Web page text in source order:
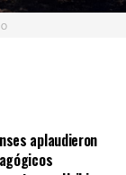
aplaudieron